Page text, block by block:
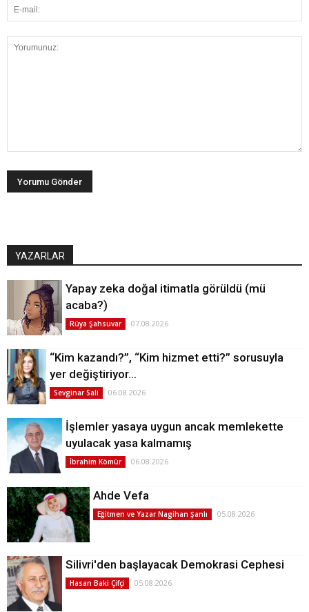
YAZARLAR
Yapay zeka doğal itimatla görüldü (mü
acaba?)
Rüya Şahsuvar 07.08.2026
“Kim kazandı?”, “Kim hizmet etti?” sorusuyla
yer değiştiriyor…
Sevginar Sali 06.08.2026
İşlemler yasaya uygun ancak memlekette
uyulacak yasa kalmamış
İbrahim Kömür 06.08.2026
Ahde Vefa
Eğitmen ve Yazar Nagihan Şanlı 05.08.2026
Silivri'den başlayacak Demokrasi Cephesi
Hasan Baki Çifçi 05.08.2026